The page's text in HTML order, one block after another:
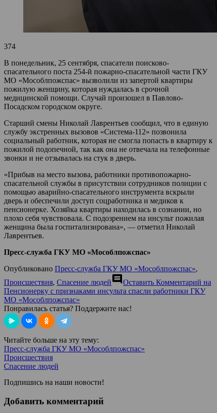
374
В понедельник, 25 сентября, спасатели поисково-
спасательного поста 254-й пожарно-спасательной части ГКУ
МО «Мособлпожспас» вызволили из запертой квартиры
пожилую женщину, которая нуждалась в срочной
медицинской помощи. Случай произошел в Павлово-
Посадском городском округе.
Старший смены Николай Лаврентьев сообщил, что в единую
службу экстренных вызовов «Система-112» позвонила
социальный работник, которая не смогла попасть в квартиру к
пожилой подопечной, так как она не отвечала на телефонные
звонки и не отзывалась на стук в дверь.
«Прибыв на место вызова, работники противопожарно-
спасательной службы в присутствии сотрудников полиции с
помощью аварийно-спасательного инструмента вскрыли
дверь и обеспечили доступ соцработника и медиков к
пенсионерке. Хозяйка квартиры находилась в сознании, но
плохо себя чувствовала. С подозрением на инсульт пожилая
женщина была госпитализирована», — отметил Николай
Лаврентьев.
Пресс-служба ГКУ МО «Мособлпожспас»
Опубликовано Пресс-служба ГКУ МО «Мособлпожспас»,
Происшествия, Спасение людейcomment Оставить Комментарий на
Пенсионерку с признаками инсульта спасли работники ГКУ
МО «Мособлпожспас»
Понравилась статья? Поддержите нас!
Читайте больше на эту тему:
Пресс-служба ГКУ МО «Мособлпожспас»
Происшествия
Спасение людей
Подпишись на наши новости!
Добавить комментарий